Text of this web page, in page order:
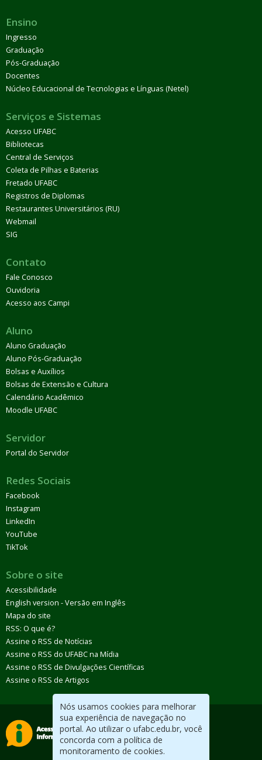
Nós usamos cookies para melhorar
sua experiência de navegação no
portal. Ao utilizar o ufabc.edu.br, você
concorda com a política de
monitoramento de cookies.
Ensino
Ingresso
Graduação
Pós-Graduação
Docentes
Núcleo Educacional de Tecnologias e Línguas (Netel)
Serviços e Sistemas
Acesso UFABC
Bibliotecas
Central de Serviços
Coleta de Pilhas e Baterias
Fretado UFABC
Registros de Diplomas
Restaurantes Universitários (RU)
Webmail
SIG
Contato
Fale Conosco
Ouvidoria
Acesso aos Campi
Aluno
Aluno Graduação
Aluno Pós-Graduação
Bolsas e Auxílios
Bolsas de Extensão e Cultura
Calendário Acadêmico
Moodle UFABC
Servidor
Portal do Servidor
Redes Sociais
Facebook
Instagram
LinkedIn
YouTube
TikTok
Sobre o site
Acessibilidade
English version - Versão em Inglês
Mapa do site
RSS: O que é?
Assine o RSS de Notícias
Assine o RSS do UFABC na Mídia
Assine o RSS de Divulgações Científicas
Assine o RSS de Artigos